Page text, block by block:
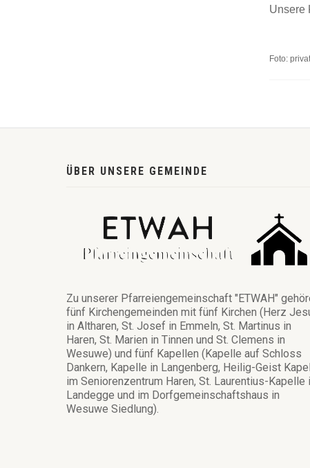
Unsere
Foto: privat
ÜBER UNSERE GEMEINDE
Zu unserer Pfarreiengemeinschaft "ETWAH"
fünf Kirchengemeinden mit fünf Kirchen (Herz
in Altharen, St. Josef in Emmeln, St. Martinus in
Haren, St. Marien in Tinnen und St. Clemens in
Wesuwe) und fünf Kapellen (Kapelle auf Schloss
Dankern, Kapelle in Langenberg, Heilig-Geist
im Seniorenzentrum Haren, St. Laurentius-Kapelle
Landegge und im Dorfgemeinschaftshaus in
Wesuwe Siedlung).